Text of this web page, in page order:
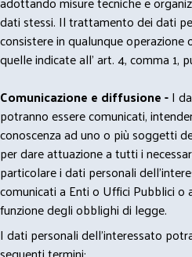
dati stessi. Il trattamento dei dati
consistere in qualunque
quelle indicate all' art. 4, comma 1,
Comunicazione e diffusione -I
potranno essere comunicati,
conoscenza ad uno o più soggetti
per dare attuazione a tutti i
particolare i dati personali
comunicati a Enti o Uffici Pubblici
funzione degli obblighi di legge.
I dati personali dell’interessato